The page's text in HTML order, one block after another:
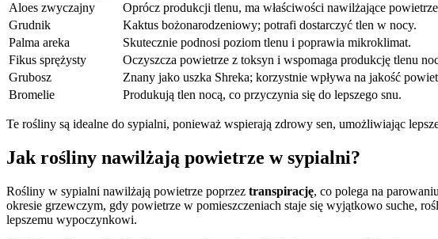
Aloes zwyczajny
Oprócz produkcji tlenu, ma właściwości nawilżające
Grudnik
Kaktus bożonarodzeniowy; potrafi dostarczyć tlen w nocy.
Palma areka
Skutecznie podnosi poziom tlenu i poprawia mikroklimat.
Fikus sprężysty
Oczyszcza powietrze z toksyn i wspomaga produkcję tlenu
Grubosz
Znany jako uszka Shreka; korzystnie wpływa na jakość
Bromelie
Produkują tlen nocą, co przyczynia się do lepszego snu.
Te rośliny są idealne do sypialni, ponieważ wspierają zdrowy sen, umożliwiając
Jak rośliny nawilżają powietrze w sypialni?
Rośliny w sypialni nawilżają powietrze poprzez transpirację, co polega na
okresie grzewczym, gdy powietrze w pomieszczeniach staje się wyjątkowo suche,
lepszemu wypoczynkowi.